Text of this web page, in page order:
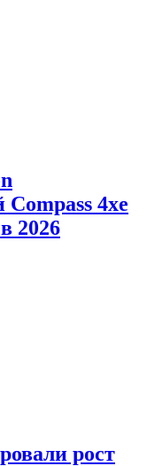
4xe
2026
рост